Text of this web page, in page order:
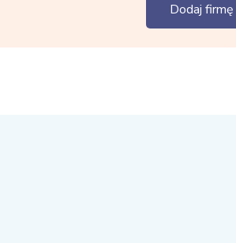
Dodaj firmę